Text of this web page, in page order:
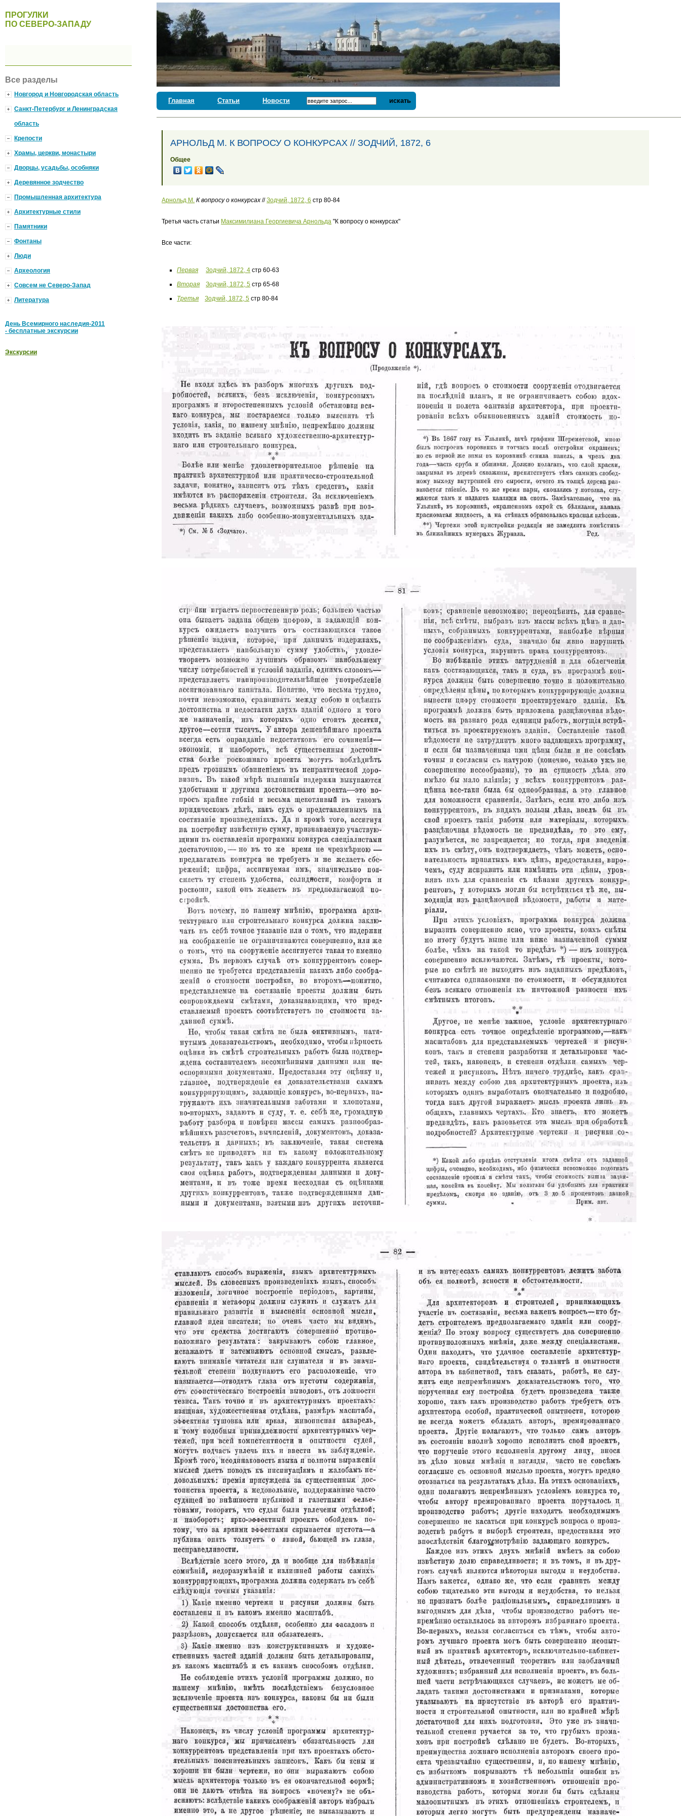
Главная Статьи Новости искать
АРНОЛЬД М. К ВОПРОСУ О КОНКУРСАХ // ЗОДЧИЙ, 1872, 6
Общее
Арнольд М. К вопросу о конкурсах //Зодчий, 1872, 6 стр 80-84
Третья часть статьи Максимилиана Георгиевича Арнольда "К вопросу о конкурсах"
Все части:
Первая Зодчий, 1872, 4 стр 60-63
Вторая
Зодчий, 1872, 5 стр 65-68
Третья
Зодчий, 1872, 5 стр 80-84
ПРОГУЛКИ
ПО СЕВЕРО-ЗАПАДУ
Все разделы
Новгород и Новгородская область
Санкт-Петербург и Ленинградская
область
Крепости
Храмы, церкви, монастыри
Дворцы, усадьбы, особняки
Деревянное зодчество
Промышленная архитектура
Архитектурные стили
Памятники
Фонтаны
Люди
Археология
Совсем не Северо-Запад
Литература
День Всемирного наследия-2011
- бесплатные экскурсии
Экскурсии